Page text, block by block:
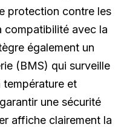
protection contre les
compatibilité avec la
également un
(BMS) qui surveille
température et
une sécurité
affiche clairement la